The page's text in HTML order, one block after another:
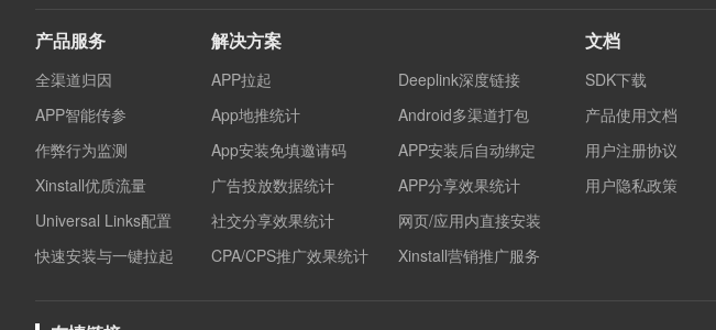
产品服务
全渠道归因
APP智能传参
作弊行为监测
Xinstall优质流量
Universal Links配置
快速安装与一键拉起
解决方案
APP拉起
Deeplink深度链接
App地推统计
Android多渠道打包
App安装免填邀请码
APP安装后自动绑定
广告投放数据统计
APP分享效果统计
社交分享效果统计
网页/应用内直接安装
CPA/CPS推广效果统计
Xinstall营销推广服务
文档
SDK下载
产品使用文档
用户注册协议
用户隐私政策